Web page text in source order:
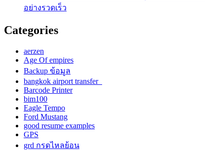
อย่างรวดเร็ว
Categories
aerzen
Age Of empires
Backup ข้อมูล
bangkok airport transfer
Barcode Printer
bim100
Eagle Tempo
Ford Mustang
good resume examples
GPS
grd กรดไหลย้อน